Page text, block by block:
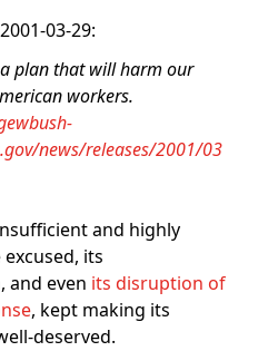
03-29:
plan that will harm our
workers.
news/releases/2001/03
and highly
its
and even its disruption of
, kept making its
deserved.